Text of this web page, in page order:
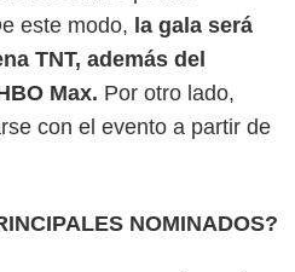
este modo, la gala será
TNT, además del
Max. Por otro lado,
con el evento a partir de
NOMINADOS?